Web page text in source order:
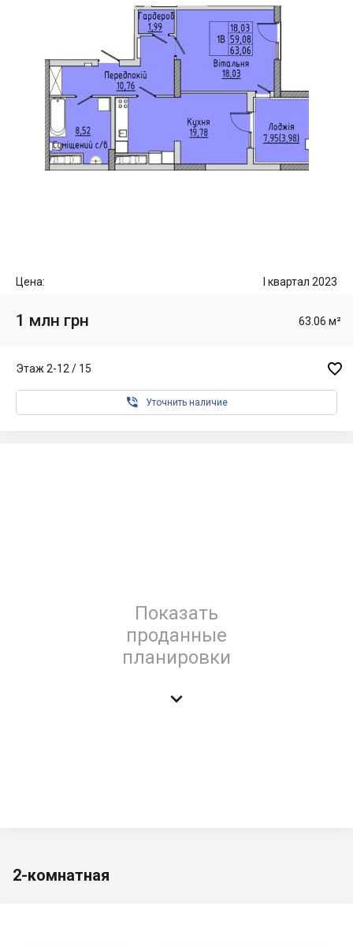
Цена: I квартал 2023
1 млн грн 63.06 м²
Этаж 2-12 / 15 
 Уточнить наличие
Показать
проданные
планировки

2-комнатная